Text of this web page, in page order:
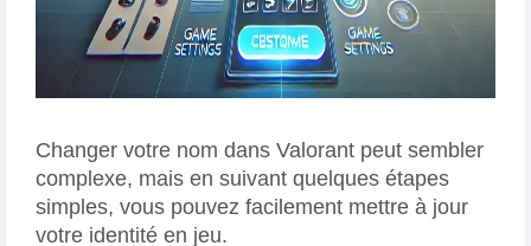
Changer votre nom dans Valorant peut sembler
complexe, mais en suivant quelques étapes
simples, vous pouvez facilement mettre à jour
votre identité en jeu.